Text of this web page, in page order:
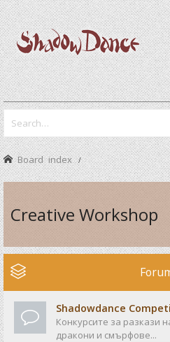
Board index
Creative Workshop
Shadowdance
Конкурсите за разкази
дракони и смърфове...